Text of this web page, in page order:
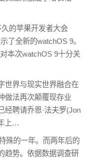
的苹果开发者大会
了全新的watchOS 9。
本次watchOS 9十分关
界与现实世界融合在
做法再次颠覆现存业
经聘请乔恩·法夫罗(Jon
上…
的一年。而两年后的
趋势。依据数据调查研